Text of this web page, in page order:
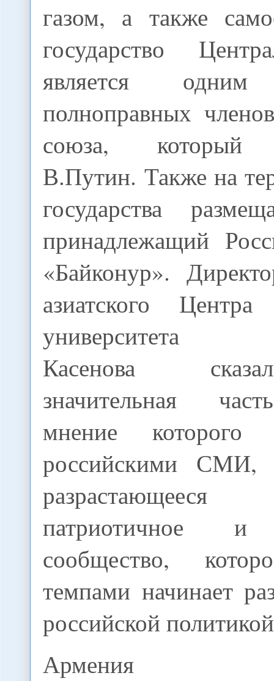
газом, а также
государство
является
полноправных
союза, который
В.Путин. Также на
государства
принадлежащий
«Байконур».
азиатского Центра
университета
Касенова
значительная
мнение которого
российскими СМИ,
разрастающееся
патриотичное и
сообщество,
темпами начинает
российской
Армения